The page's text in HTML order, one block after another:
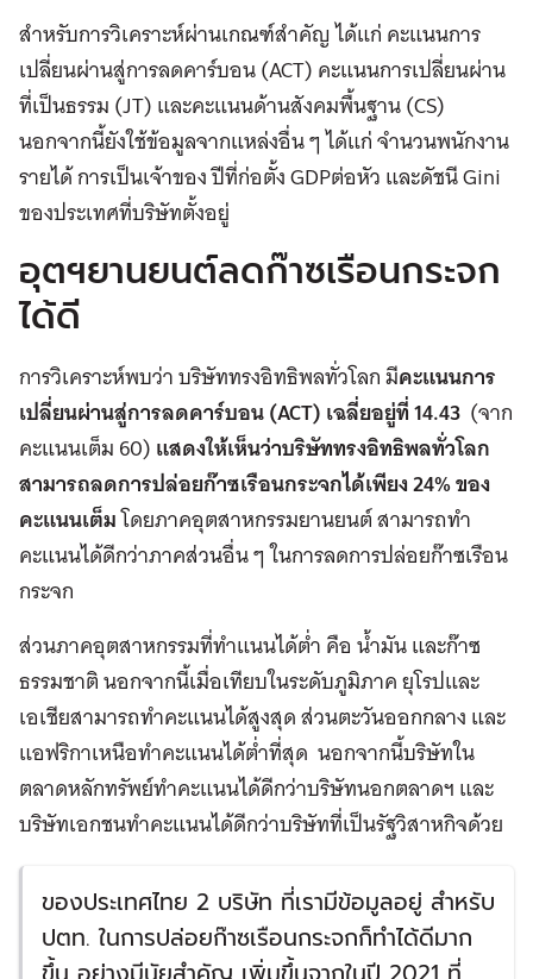
สำหรับการวิเคราะห์ผ่านเกณฑ์สำคัญ ได้แก่ คะแนนการ
เปลี่ยนผ่านสู่การลดคาร์บอน (ACT) คะแนนการเปลี่ยนผ่าน
ที่เป็นธรรม (JT) และคะแนนด้านสังคมพื้นฐาน (CS)
นอกจากนี้ยังใช้ข้อมูลจากแหล่งอื่น ๆ ได้แก่ จำนวนพนักงาน
รายได้ การเป็นเจ้าของ ปีที่ก่อตั้ง GDPต่อหัว และดัชนี Gini
ของประเทศที่บริษัทตั้งอยู่
อุตฯยานยนต์ลดก๊าซเรือนกระจก
ได้ดี
การวิเคราะห์พบว่า บริษัททรงอิทธิพลทั่วโลก มีคะแนนการ
เปลี่ยนผ่านสู่การลดคาร์บอน (ACT)เฉลี่ยอยู่ที่ 14.43 (จาก
คะแนนเต็ม 60)แสดงให้เห็นว่าบริษัททรงอิทธิพลทั่วโลก
สามารถลดการปล่อยก๊าซเรือนกระจกได้เพียง24%ของ
คะแนนเต็มโดยภาคอุตสาหกรรมยานยนต์ สามารถทำ
คะแนนได้ดีกว่าภาคส่วนอื่น ๆ ในการลดการปล่อยก๊าซเรือน
กระจก
ส่วนภาคอุตสาหกรรมที่ทำแนนได้ต่ำ คือ น้ำมัน และก๊าซ
ธรรมชาติ นอกจากนี้เมื่อเทียบในระดับภูมิภาค ยุโรปและ
เอเชียสามารถทำคะแนนได้สูงสุด ส่วนตะวันออกกลาง และ
แอฟริกาเหนือทำคะแนนได้ต่ำที่สุด นอกจากนี้บริษัทใน
ตลาดหลักทรัพย์ทำคะแนนได้ดีกว่าบริษัทนอกตลาดฯ และ
บริษัทเอกชนทำคะแนนได้ดีกว่าบริษัทที่เป็นรัฐวิสาหกิจด้วย
ของประเทศไทย 2 บริษัท ที่เรามีข้อมูลอยู่ สำหรับ
ปตท. ในการปล่อยก๊าซเรือนกระจกก็ทำได้ดีมาก